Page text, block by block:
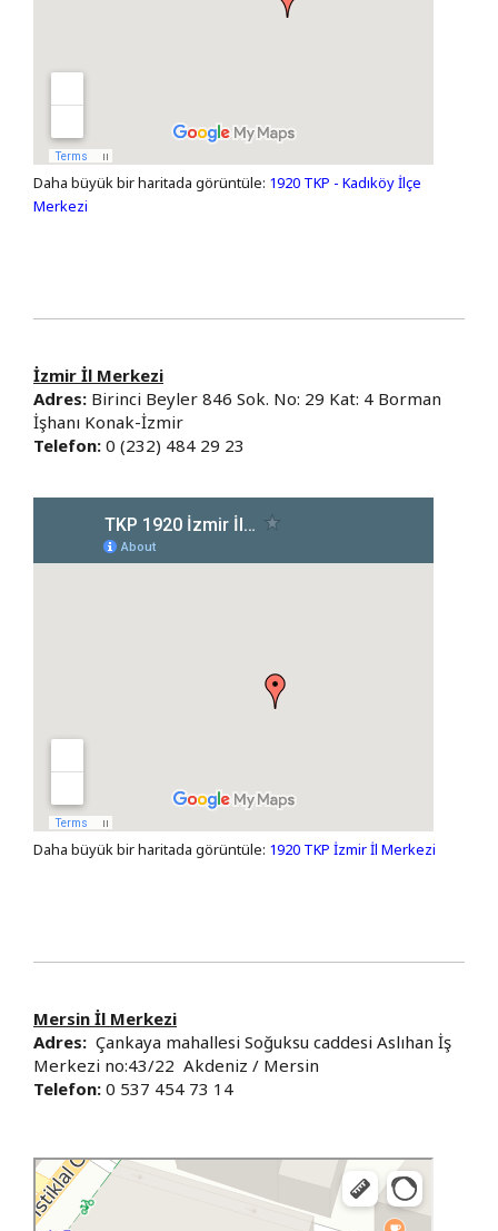
Daha büyük bir haritada görüntüle: 1920 TKP - Kadıköy İlçe
Merkezi
İzmir İl Merkezi
Adres: Birinci Beyler 846 Sok. No: 29 Kat: 4 Borman
İşhanı Konak-İzmir
Telefon: 0 (232) 484 29 23
Daha büyük bir haritada görüntüle: 1920 TKP İzmir İl Merkezi
Mersin İl Merkezi
Adres: Çankaya mahallesi Soğuksu caddesi Aslıhan İş
Merkezi no:43/22 Akdeniz / Mersin
Telefon: 0 537 454 73 14
Toplumcu Kurtuluş Partisi - Mersin İl Merkezi
Mersin için Siyasi partiler